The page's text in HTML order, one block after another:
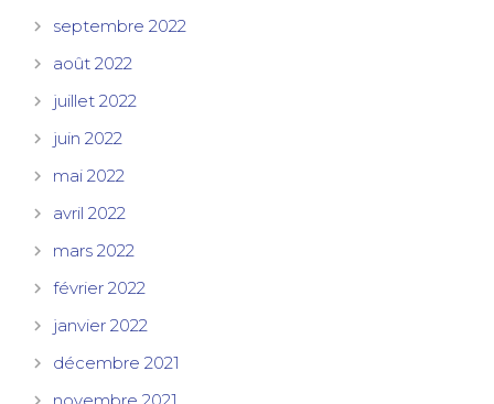
septembre 2022
août 2022
juillet 2022
juin 2022
mai 2022
avril 2022
mars 2022
février 2022
janvier 2022
décembre 2021
novembre 2021